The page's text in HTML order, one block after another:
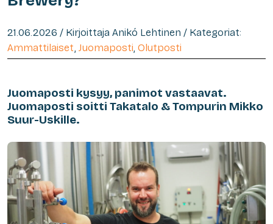
21.06.2026 / Kirjoittaja Anikó Lehtinen / Kategoriat:
Ammattilaiset, Juomaposti, Olutposti
Juomaposti kysyy, panimot vastaavat.
Juomaposti soitti Takatalo & Tompurin Mikko
Suur-Uskille.